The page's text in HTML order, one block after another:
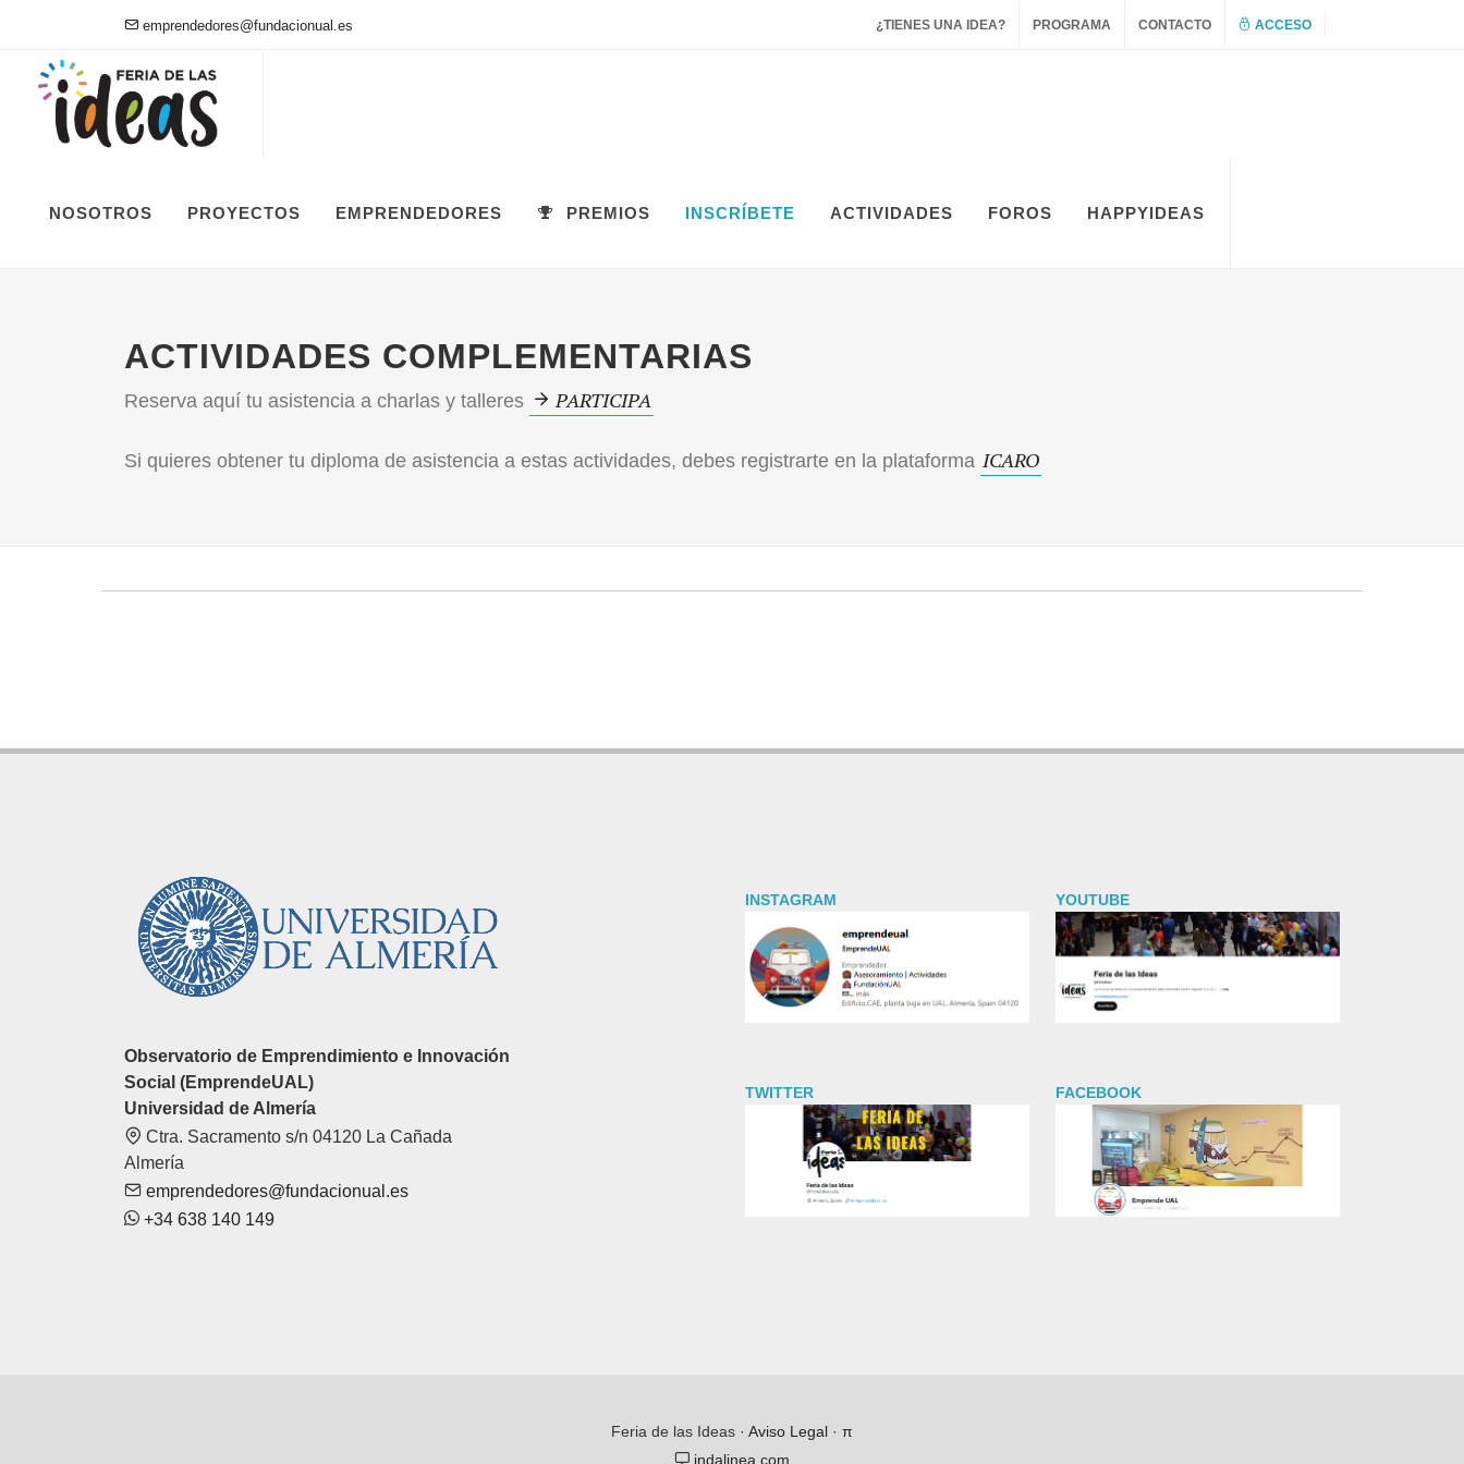
emprendedores@fundacionual.es ¿TIENES UNA IDEA? PROGRAMA CONTACTO ACCESO
NOSOTROS PROYECTOS EMPRENDEDORES PREMIOS INSCRÍBETE ACTIVIDADES FOROS HAPPYIDEAS
ACTIVIDADES COMPLEMENTARIAS
Reserva aquí tu asistencia a charlas y talleres PARTICIPA
Si quieres obtener tu diploma de asistencia a estas actividades, debes registrarte en la plataforma ICARO
Observatorio de Emprendimiento e Innovación
Social (EmprendeUAL)
Universidad de Almería
Ctra. Sacramento s/n 04120 La Cañada
Almería
emprendedores@fundacionual.es
+34 638 140 149
INSTAGRAM
TWITTER
YOUTUBE
FACEBOOK
Feria de las Ideas · Aviso Legal · π
indalinea.com